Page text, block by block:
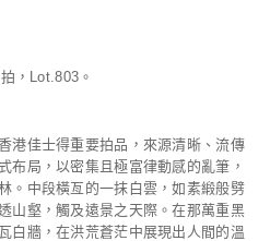
，Lot.803。
港佳士得重要拍品，來源清晰、流傳
布局，以密集且極富律動感的亂筆，
。中段橫亙的一抹白雲，如素緞般劈
山壑，觸及遠景之天際。在那萬重黑
白牆，在洪荒蒼茫中展現出人間的溫